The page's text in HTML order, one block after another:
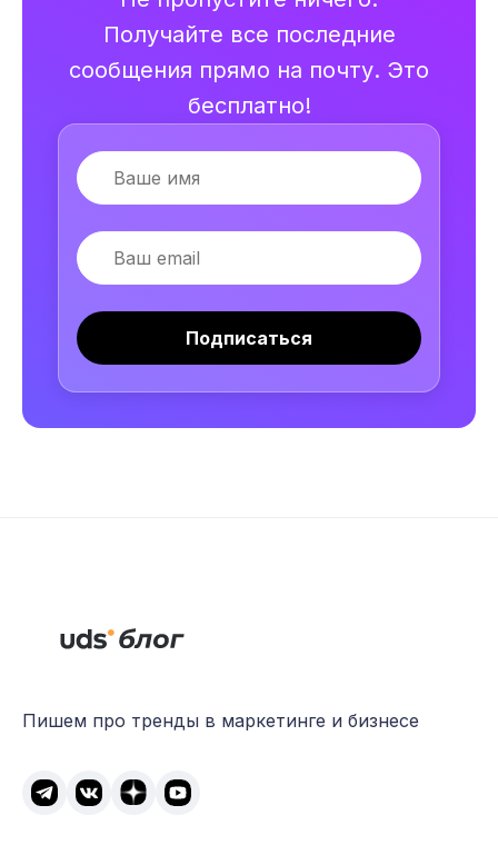
Получайте все последние
сообщения прямо на почту. Это
бесплатно!
Имя
Email
Подписаться
Пишем про тренды в маркетинге и бизнесе